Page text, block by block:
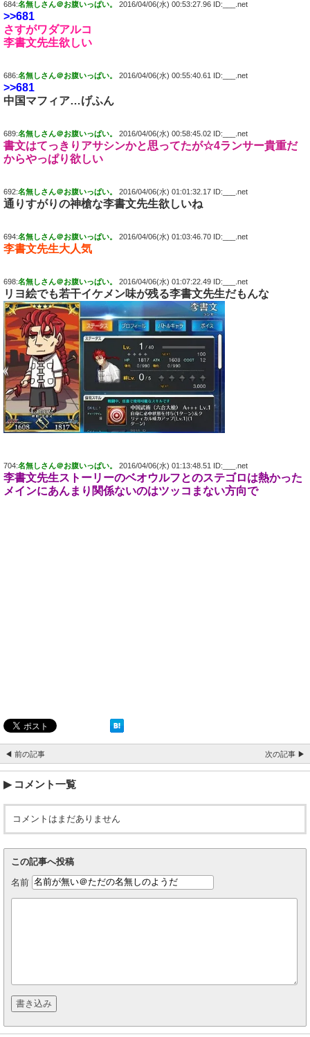
684:名無しさん＠お腹いっぱい。 2016/04/06(水) 00:53:27.96 ID:___.net
>>681
さすがワダアルコ
李書文先生欲しい
686:名無しさん＠お腹いっぱい。 2016/04/06(水) 00:55:40.61 ID:___.net
>>681
中国マフィア…げふん
689:名無しさん＠お腹いっぱい。 2016/04/06(水) 00:58:45.02 ID:___.net
書文はてっきりアサシンかと思ってたが☆4ランサー貴重だ
からやっぱり欲しい
692:名無しさん＠お腹いっぱい。 2016/04/06(水) 01:01:32.17 ID:___.net
通りすがりの神槍な李書文先生欲しいね
694:名無しさん＠お腹いっぱい。 2016/04/06(水) 01:03:46.70 ID:___.net
李書文先生大人気
698:名無しさん＠お腹いっぱい。 2016/04/06(水) 01:07:22.49 ID:___.net
リヨ絵でも若干イケメン味が残る李書文先生だもんな
704:名無しさん＠お腹いっぱい。 2016/04/06(水) 01:13:48.51 ID:___.net
李書文先生ストーリーのベオウルフとのステゴロは熱かった
メインにあんまり関係ないのはツッコまない方向で
◀ 前の記事 次の記事 ▶
コメント一覧
コメントはまだありません
この記事へ投稿
名前